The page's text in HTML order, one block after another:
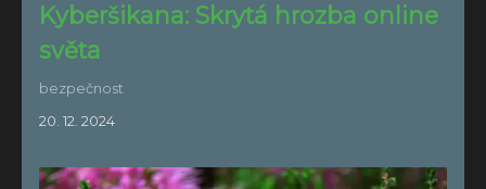
Kyberšikana: Skrytá hrozba online
světa
bezpečnost
20. 12. 2024